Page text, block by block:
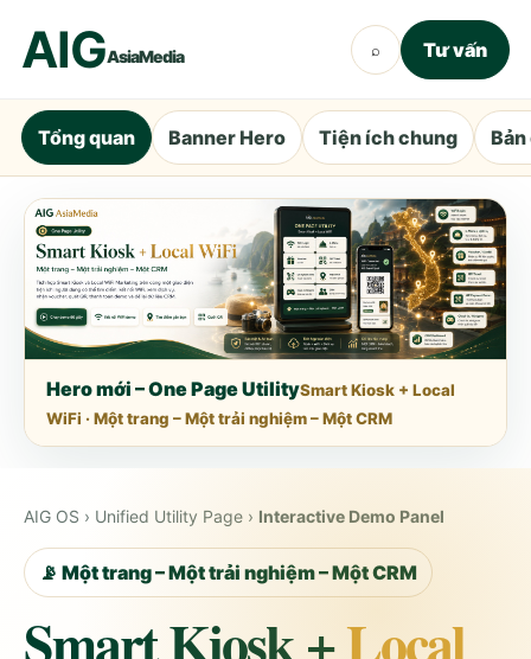
AIGAsiaMedia ⌕ Tư vấn
Tổng quan Banner Hero Tiện ích chung
Hero mới – One Page UtilitySmart Kiosk + Local
WiFi · Một trang – Một trải nghiệm – Một CRM
AIG OS › Unified Utility Page › Interactive Demo Panel
📡 Một trang – Một trải nghiệm – Một CRM